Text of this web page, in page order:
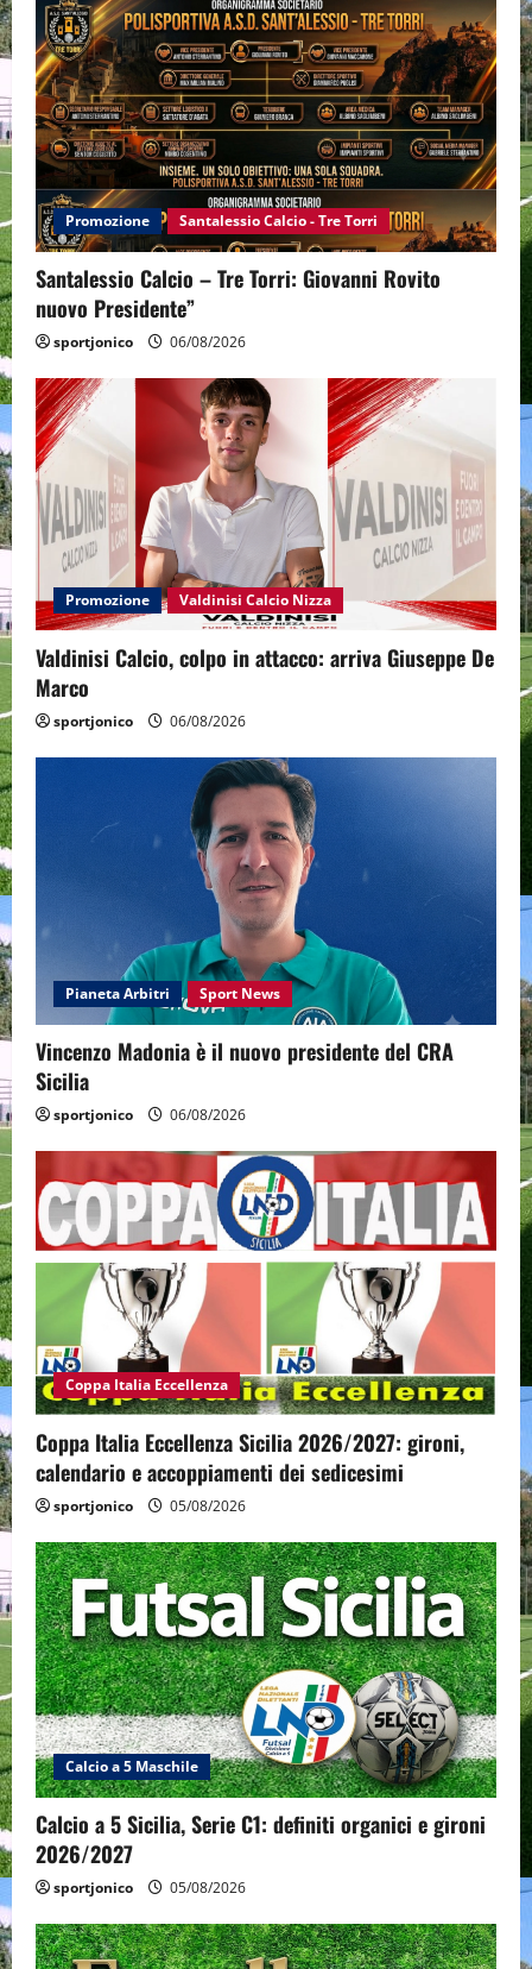
Promozione Santalessio Calcio - Tre Torri
Santalessio Calcio – Tre Torri: Giovanni Rovito
nuovo Presidente”
sportjonico 06/08/2026
Promozione Valdinisi Calcio Nizza
Valdinisi Calcio, colpo in attacco: arriva Giuseppe De
Marco
sportjonico 06/08/2026
Pianeta Arbitri Sport News
Vincenzo Madonia è il nuovo presidente del CRA
Sicilia
sportjonico 06/08/2026
Coppa Italia Eccellenza
Coppa Italia Eccellenza Sicilia 2026/2027: gironi,
calendario e accoppiamenti dei sedicesimi
sportjonico 05/08/2026
Calcio a 5 Maschile
Calcio a 5 Sicilia, Serie C1: definiti organici e gironi
2026/2027
sportjonico 05/08/2026